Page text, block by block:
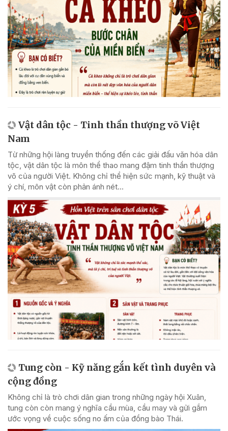
Vật dân tộc - Tinh thần thượng võ Việt
Nam
Từ những hội làng truyền thống đến các giải đấu văn hóa dân
tộc, vật dân tộc là môn thể thao mang đậm tinh thần thượng
võ của người Việt. Không chỉ thể hiện sức mạnh, kỹ thuật và
ý chí, môn vật còn phản ánh nét...
Tung còn - Kỹ năng gắn kết tình duyên và
cộng đồng
Không chỉ là trò chơi dân gian trong những ngày hội Xuân,
tung còn còn mang ý nghĩa cầu mùa, cầu may và gửi gắm
ước vọng về cuộc sống no ấm của đồng bào Thái.